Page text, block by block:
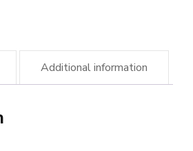
Additional information